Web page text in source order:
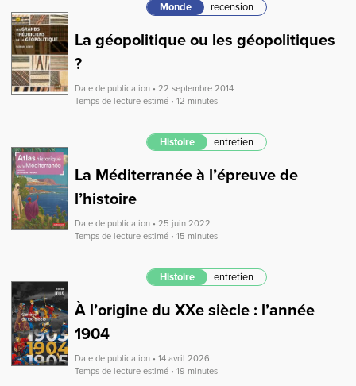
Monde recension
La géopolitique ou les géopolitiques
?
Date de publication • 22 septembre 2014
Temps de lecture estimé • 12 minutes
Histoire entretien
La Méditerranée à l’épreuve de
l’histoire
Date de publication • 25 juin 2022
Temps de lecture estimé • 15 minutes
Histoire entretien
À l’origine du XXe siècle : l’année
1904
Date de publication • 14 avril 2026
Temps de lecture estimé • 19 minutes